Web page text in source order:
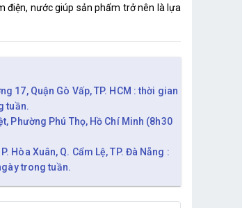
điện, nước giúp sản phẩm trở nên là lựa
17, Quận Gò Vấp, TP. HCM : thời gian
tuần.
Phường Phú Thọ, Hồ Chí Minh (8h30
Hòa Xuân, Q. Cẩm Lệ, TP. Đà Nẵng :
trong tuần.